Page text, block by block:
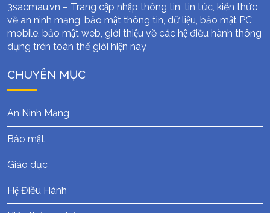
3sacmau.vn – Trang cập nhập thông tin, tin tức, kiến thức
về an ninh mạng, bảo mật thông tin, dữ liệu, bảo mật PC,
mobile, bảo mật web, giới thiệu về các hệ điều hành thông
dụng trên toàn thế giới hiện nay
CHUYÊN MỤC
An Ninh Mạng
Bảo mật
Giáo dục
Hệ Điều Hành